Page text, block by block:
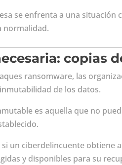
se enfrenta a una
normalidad.
copias
ransomware, las
de los datos.
es aquella que no
si un ciberdelincuente
y disponibles para su